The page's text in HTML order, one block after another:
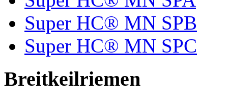
Super HC® MN SPB
Super HC® MN SPC
Breitkeilriemen